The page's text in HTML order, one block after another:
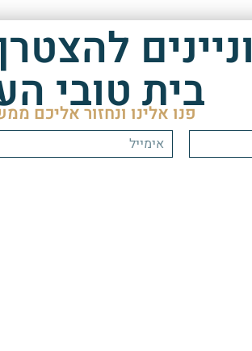
בית טובי
פנו אלינו ונחזור אליכם